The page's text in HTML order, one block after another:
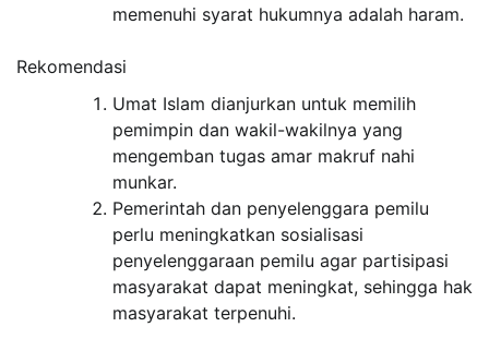
memenuhi syarat hukumnya adalah haram.
Rekomendasi
Umat Islam dianjurkan untuk memilih
pemimpin dan wakil-wakilnya yang
mengemban tugas amar makruf nahi
munkar.
Pemerintah dan penyelenggara pemilu
perlu meningkatkan sosialisasi
penyelenggaraan pemilu agar partisipasi
masyarakat dapat meningkat, sehingga hak
masyarakat terpenuhi.